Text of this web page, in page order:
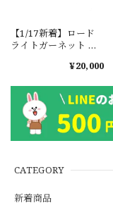
CATEGORY
新着商品
【1/17新着】ロード
ライトガーネット タ
1.601ct【ソーティン
¥20,000